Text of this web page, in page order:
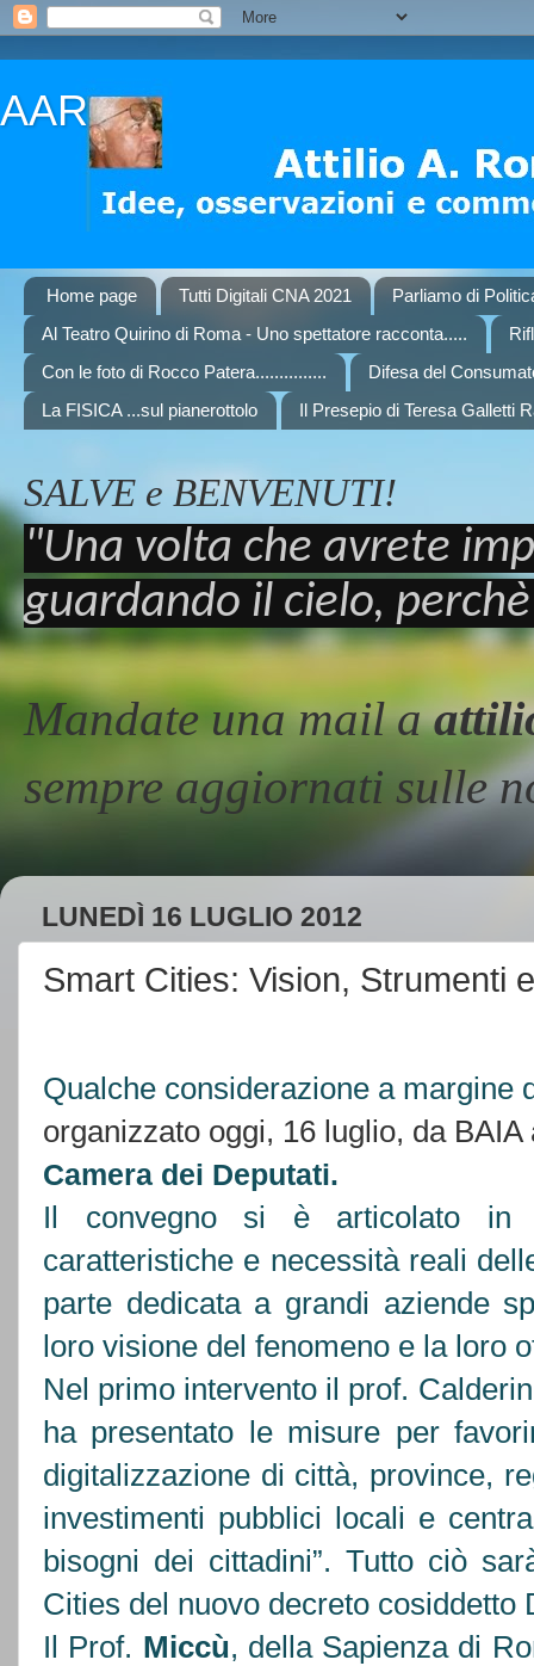
AAR
Home page Tutti Digitali CNA 2021
Parliamo di
Al Teatro Quirino di Roma - Uno spettatore racconta.....
Con le foto di Rocco Patera...............
Difesa del
La FISICA ...sul pianerottolo
Il Presepio di Teresa Galletti
SALVE e BENVENUTI!
"Una volta che avrete
guardando il cielo,
Mandate una mail a
sempre aggiornati sulle
LUNEDÌ 16 LUGLIO 2012
Smart Cities: Vision, Strumenti
Qualche considerazione a margine
organizzato oggi, 16 luglio, da
Camera dei Deputati.
Il convegno si è articolato in
caratteristiche e necessità reali
parte dedicata a grandi aziende
loro visione del fenomeno e la loro
Nel primo intervento il prof.
ha presentato le misure per
digitalizzazione di città, province,
investimenti pubblici locali e
bisogni dei cittadini”. Tutto ciò
Cities del nuovo decreto cosiddetto
Il Prof. Miccù, della Sapienza di